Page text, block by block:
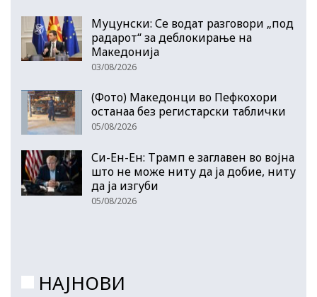
Муцунски: Се водат разговори „под
радарот“ за деблокирање на
Македонија
03/08/2026
(Фото) Македонци во Пефкохори
останаа без регистарски таблички
05/08/2026
Си-Ен-Ен: Трамп е заглавен во војна
што не може ниту да ја добие, ниту
да ја изгуби
05/08/2026
НАЈНОВИ